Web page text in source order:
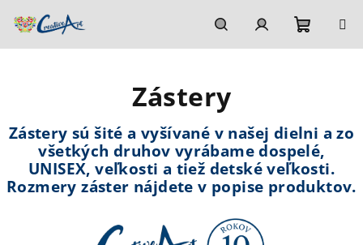
HľadaťPrihlásenie
Zástery
Zástery sú šité a vyšívané v našej dielni a zo
všetkých druhov vyrábame dospelé,
UNISEX, veľkosti a tiež detské veľkosti.
Rozmery záster nájdete v popise produktov.